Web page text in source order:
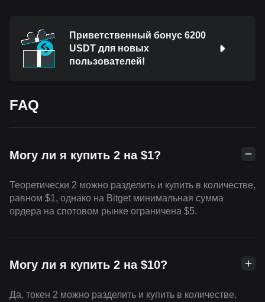
Приветственный бонус 6200
USDT для новых
пользователей!
FAQ
Могу ли я купить 2 на $1?
Теоретически 2 можно разделить и купить в количестве,
равном $1, однако на Bitget минимальная сумма
ордера на спотовом рынке ограничена $5.
Могу ли я купить 2 на $10?
Да, токен 2 можно разделить и купить в количестве,